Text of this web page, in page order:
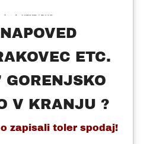
ETC.
V KRANJU ?
zapisali toler spodaj!